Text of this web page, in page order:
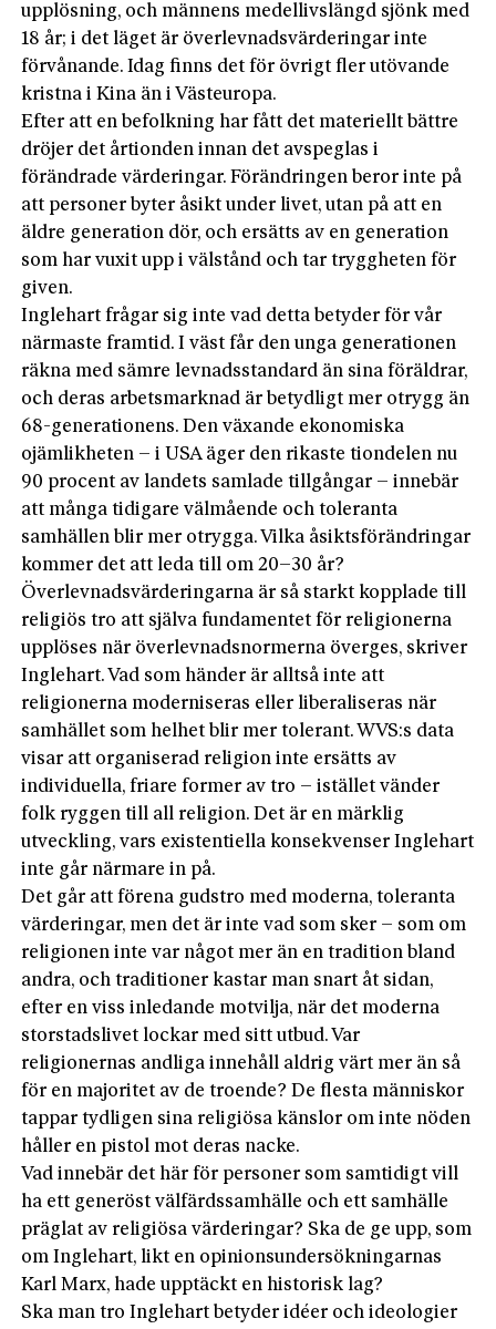
upplösning, och männens medellivslängd sjönk med
18 år; i det läget är överlevnadsvärderingar inte
förvånande. Idag finns det för övrigt fler utövande
kristna i Kina än i Västeuropa.
Efter att en befolkning har fått det materiellt bättre
dröjer det årtionden innan det avspeglas i
förändrade värderingar. Förändringen beror inte på
att personer byter åsikt under livet, utan på att en
äldre generation dör, och ersätts av en generation
som har vuxit upp i välstånd och tar tryggheten för
given.
Inglehart frågar sig inte vad detta betyder för vår
närmaste framtid. I väst får den unga generationen
räkna med sämre levnadsstandard än sina föräldrar,
och deras arbetsmarknad är betydligt mer otrygg än
68-generationens. Den växande ekonomiska
ojämlikheten – i USA äger den rikaste tiondelen nu
90 procent av landets samlade tillgångar – innebär
att många tidigare välmående och toleranta
samhällen blir mer otrygga. Vilka åsiktsförändringar
kommer det att leda till om 20–30 år?
Överlevnadsvärderingarna är så starkt kopplade till
religiös tro att själva fundamentet för religionerna
upplöses när överlevnadsnormerna överges, skriver
Inglehart. Vad som händer är alltså inte att
religionerna moderniseras eller liberaliseras när
samhället som helhet blir mer tolerant. WVS:s data
visar att organiserad religion inte ersätts av
individuella, friare former av tro – istället vänder
folk ryggen till all religion. Det är en märklig
utveckling, vars existentiella konsekvenser Inglehart
inte går närmare in på.
Det går att förena gudstro med moderna, toleranta
värderingar, men det är inte vad som sker – som om
religionen inte var något mer än en tradition bland
andra, och traditioner kastar man snart åt sidan,
efter en viss inledande motvilja, när det moderna
storstadslivet lockar med sitt utbud. Var
religionernas andliga innehåll aldrig värt mer än så
för en majoritet av de troende? De flesta människor
tappar tydligen sina religiösa känslor om inte nöden
håller en pistol mot deras nacke.
Vad innebär det här för personer som samtidigt vill
ha ett generöst välfärdssamhälle och ett samhälle
präglat av religiösa värderingar? Ska de ge upp, som
om Inglehart, likt en opinionsundersökningarnas
Karl Marx, hade upptäckt en historisk lag?
Ska man tro Inglehart betyder idéer och ideologier